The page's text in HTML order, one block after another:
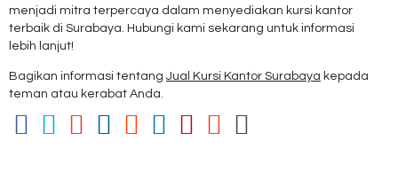
menjadi mitra terpercaya dalam menyediakan kursi kantor
terbaik di Surabaya. Hubungi kami sekarang untuk informasi
lebih lanjut!
Bagikan informasi tentang Jual Kursi Kantor Surabaya kepada
teman atau kerabat Anda.